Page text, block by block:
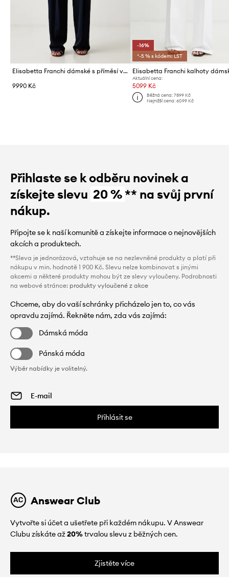
Elisabetta Franchi dámské s příměsí vlny
9990 Kč
-16%
*-5 % s kódem: LST
Elisabetta Franchi kalhoty
Aktuální cena:
5099 Kč
Běžná cena: 7899 Kč
Nejnižší cena: 6099 Kč
Přihlaste se k odběru novinek a
získejte slevu 20 %** na svůj první
nákup.
Připojte se k naší komunitě a získejte informace o nejnovějších
akcích a produktech.
**Sleva je jednorázová, vztahuje se na nezlevněné produkty a platí při
nákupu v min. hodnotě 1 900 Kč. Slevu nelze kombinovat s jinými
akcemi a některé produkty mohou být ze slevy vyloučeny. Podrobnosti
na webové stránce: produkty vyloučené z akce
Chceme, aby do vaší schránky přicházelo jen to, co vás
opravdu zajímá. Řekněte nám, zda vás zajímá:
Dámská móda
Pánská móda
Výběr nabídky je volitelný.
Přihlásit se
Answear Club
Vytvořte si účet a ušetřete při každém nákupu. V Answear
Clubu získáte až20%trvalou slevu z běžných cen.
Zjistěte více